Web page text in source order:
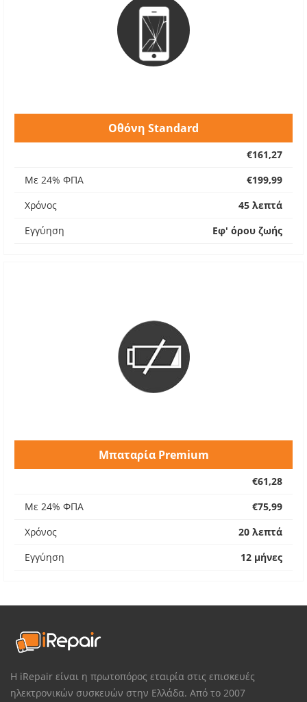
Οθόνη Standard
€161,27
Με 24% ΦΠΑ
€199,99
Χρόνος
45 λεπτά
Εγγύηση
Εφ' όρου ζωής
Μπαταρία Premium
€61,28
Με 24% ΦΠΑ
€75,99
Χρόνος
20 λεπτά
Εγγύηση
12 μήνες
Η iRepair είναι η πρωτοπόρος εταιρία στις επισκευές
ηλεκτρονικών συσκευών στην Ελλάδα. Από το 2007